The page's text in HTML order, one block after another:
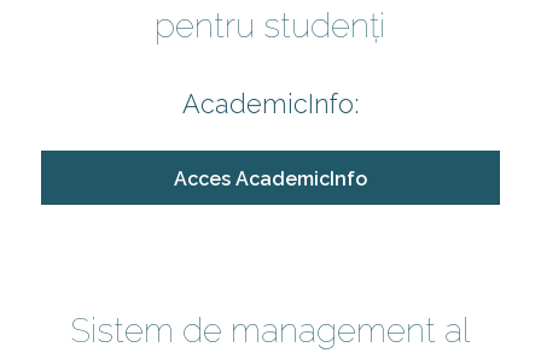
pentru studenți
AcademicInfo:
Acces AcademicInfo
Sistem de management al